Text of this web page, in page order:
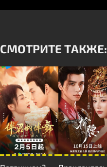
СМОТРИТЕ ТАКЖЕ: